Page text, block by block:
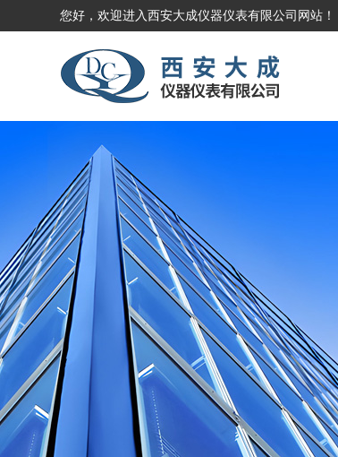
您好，欢迎进入西安大成仪器仪表有限公司网站！